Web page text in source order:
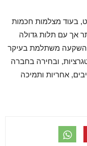
בעוד מצלמות חכמות
אך עם תלות גדולה
ההשקעה משתלמת בעיקר
ובחירה בחברה
אחריות ותמיכה